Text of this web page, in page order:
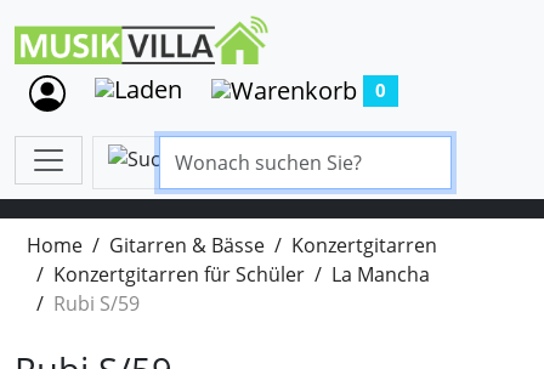
0
Home Gitarren & Bässe
Konzertgitarren
Konzertgitarren für Schüler
La Mancha
Rubi S/59